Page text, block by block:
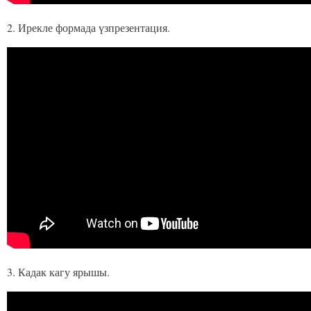
2. Ирекле формада үзпрезентация.
3. Кадак кагу ярышы.